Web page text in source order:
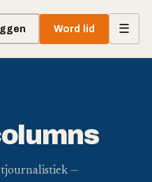
Word lid ☰
—